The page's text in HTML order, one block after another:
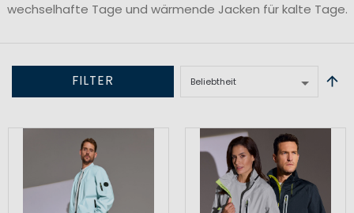
wechselhafte Tage und wärmende Jacken für kalte Tage.
FILTER